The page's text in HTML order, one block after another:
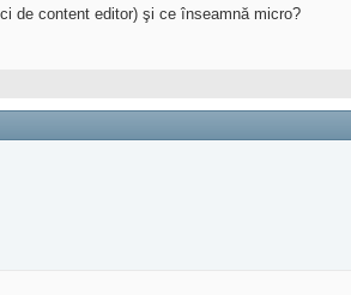
de content editor) şi ce înseamnă micro?